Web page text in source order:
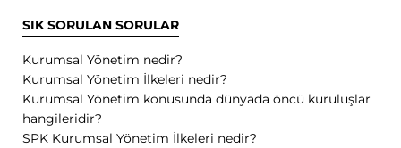
SIK SORULAN SORULAR
Kurumsal Yönetim nedir?
Kurumsal Yönetim İlkeleri nedir?
Kurumsal Yönetim konusunda dünyada öncü kuruluşlar
hangileridir?
SPK Kurumsal Yönetim İlkeleri nedir?